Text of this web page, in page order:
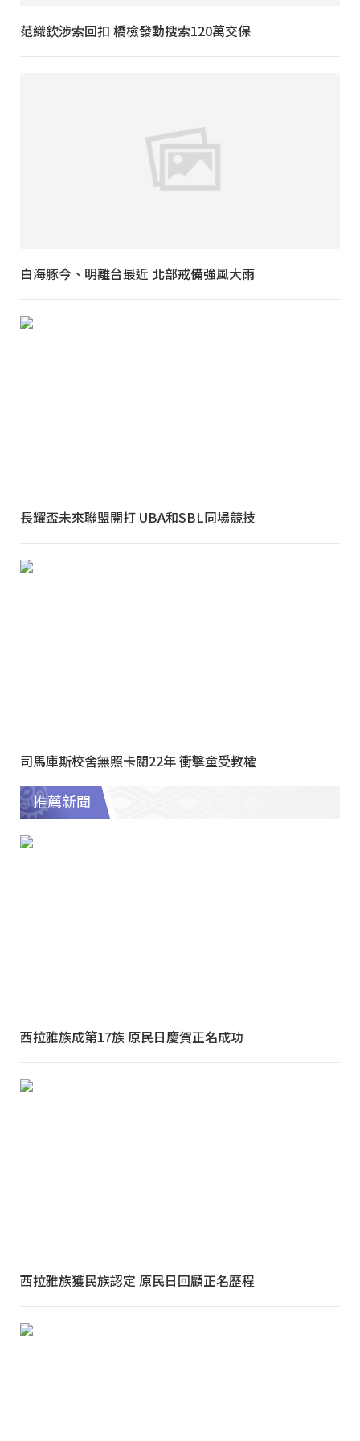
范織欽涉索回扣 橋檢發動搜索120萬交保
白海豚今、明離台最近 北部戒備強風大雨
長耀盃未來聯盟開打 UBA和SBL同場競技
司馬庫斯校舍無照卡關22年 衝擊童受教權
推薦新聞
西拉雅族成第17族 原民日慶賀正名成功
西拉雅族獲民族認定 原民日回顧正名歷程